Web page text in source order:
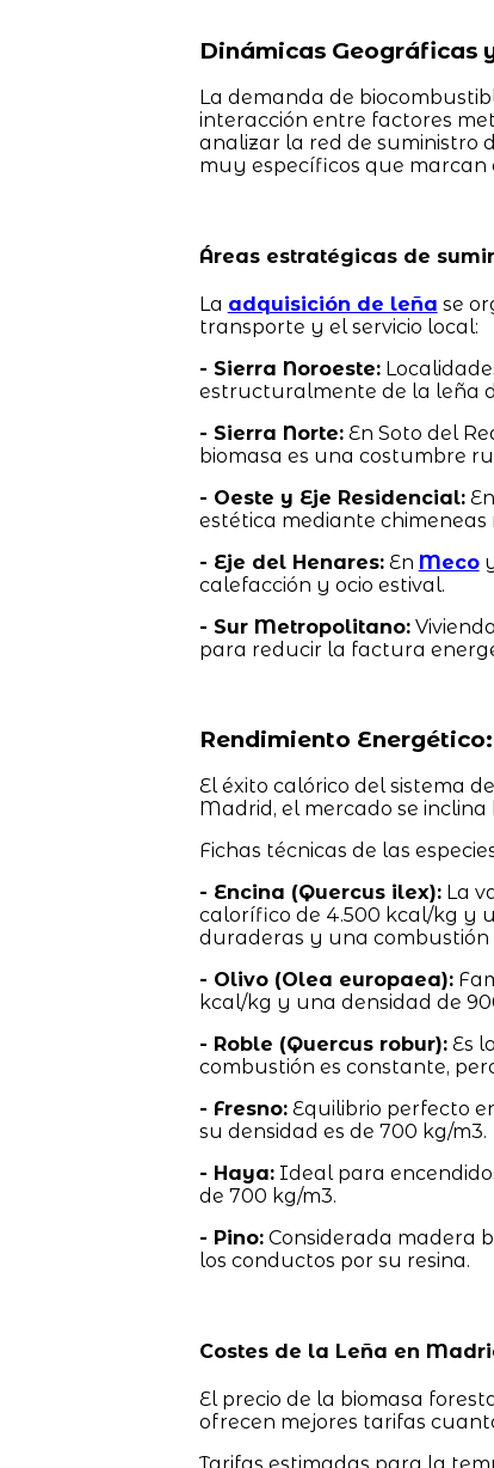
Dinámicas Geográficas
La demanda de
interacción entre factores
analizar la red de suministro
muy específicos que marcan
Áreas estratégicas de
La adquisición de leña se
transporte y el servicio local:
- Sierra Noroeste:
estructuralmente de la leña
- Sierra Norte:En Soto del
biomasa es una costumbre
- Oeste y Eje Residencial:En
estética mediante chimeneas
- Eje del Henares:En Meco
calefacción y ocio estival.
- Sur Metropolitano:
para reducir la factura
Rendimiento
El éxito calórico del sistema
Madrid, el mercado se
Fichas técnicas de las
- Encina (Quercus ilex):La
calorífico de 4.500 kcal/kg y
duraderas y una combustión
- Olivo (Olea europaea):
kcal/kg y una densidad de
- Roble (Quercus robur):Es
combustión es constante,
- Fresno:Equilibrio perfecto
su densidad es de 700 kg/m3.
- Haya:Ideal para
de 700 kg/m3.
- Pino:Considerada madera
los conductos por su resina.
Costes de la Leña en
El precio de la biomasa
ofrecen mejores tarifas